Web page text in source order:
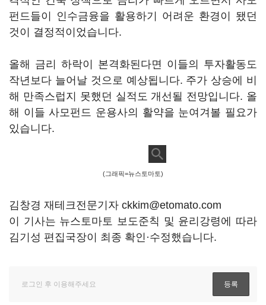
펀드들이 인수금융을 활용하기 어려운 환경이 됐던
것이 결정적이었습니다.
올해 금리 하락이 본격화된다면 이들의 투자활동도
작년보다 늘어날 것으로 예상됩니다. 주가 상승에 비
해 만족스럽지 못했던 실적도 개선될 전망입니다. 올
해 이들 사모펀드 운용사의 활약을 눈여겨볼 필요가
있습니다.
(그래픽=뉴스토마토)
김창경 재테크전문기자 ckkim@etomato.com
이 기사는 뉴스토마토 보도준칙 및 윤리강령에 따라
김기성 편집국장이 최종 확인·수정했습니다.